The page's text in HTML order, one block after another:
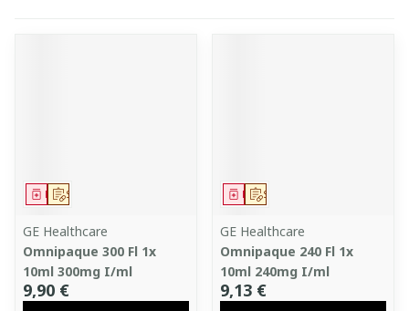
Sur prescription
Médicament
GE Healthcare
Omnipaque 300 Fl 1x
10ml 300mg I/ml
9,90 €
Sur prescription
Médicament
GE Healthcare
Omnipaque 240 Fl 1x
10ml 240mg I/ml
9,13 €